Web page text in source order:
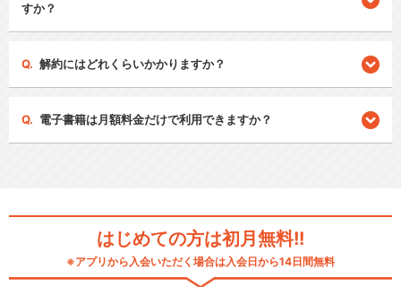
すか？
解約にはどれくらいかかりますか？
電子書籍は月額料金だけで利用できますか？
はじめての方は初月無料!!
※アプリから入会いただく場合は入会日から14日間無料